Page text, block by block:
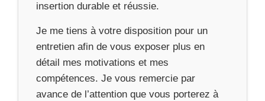
insertion durable et réussie.
Je me tiens à votre disposition pour un
entretien afin de vous exposer plus en
détail mes motivations et mes
compétences. Je vous remercie par
avance de l’attention que vous porterez à